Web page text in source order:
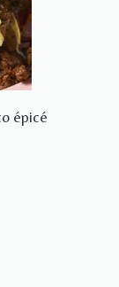
épicé